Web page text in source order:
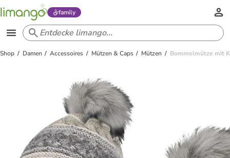
family
Shop Damen Accessoires Mützen & Caps Mützen Bommelmütze mit